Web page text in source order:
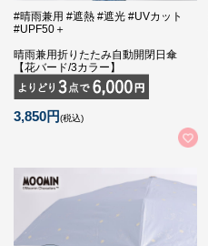
#晴雨兼用 #遮熱 #遮光 #UVカット
#UPF50＋
晴雨兼用折りたたみ自動開閉日傘
【花バード/3カラー】
3,850円(税込)